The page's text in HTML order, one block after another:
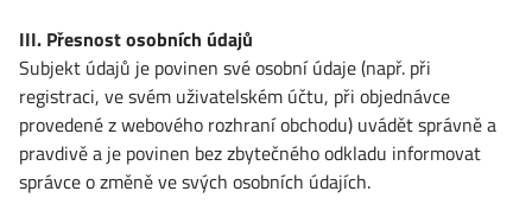
III. Přesnost osobních údajů
Subjekt údajů je povinen své osobní údaje (např. při
registraci, ve svém uživatelském účtu, při objednávce
provedené z webového rozhraní obchodu) uvádět správně a
pravdivě a je povinen bez zbytečného odkladu informovat
správce o změně ve svých osobních údajích.